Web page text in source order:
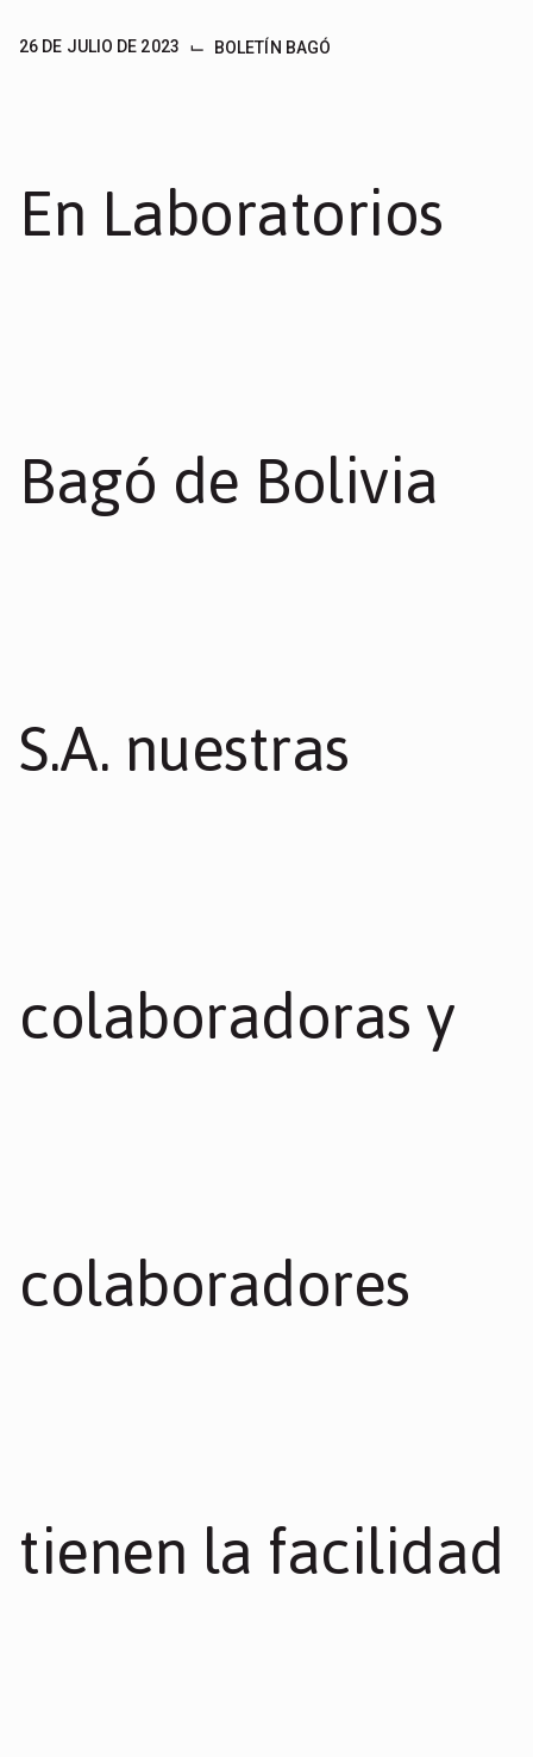
26 DE JULIO DE 2023 ⌙ BOLETÍN BAGÓ
En Laboratorios
Bagó de Bolivia
S.A. nuestras
colaboradoras y
colaboradores
tienen la facilidad